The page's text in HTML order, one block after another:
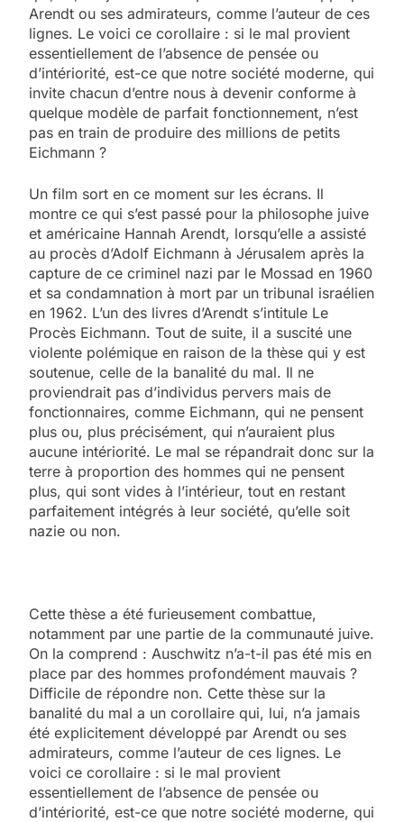
Arendt ou ses admirateurs, comme l’auteur de ces
lignes. Le voici ce corollaire : si le mal provient
essentiellement de l’absence de pensée ou
d’intériorité, est-ce que notre société moderne, qui
invite chacun d’entre nous à devenir conforme à
quelque modèle de parfait fonctionnement, n’est
pas en train de produire des millions de petits
Eichmann ?
Un film sort en ce moment sur les écrans. Il
montre ce qui s’est passé pour la philosophe juive
et américaine Hannah Arendt, lorsqu’elle a assisté
au procès d’Adolf Eichmann à Jérusalem après la
capture de ce criminel nazi par le Mossad en 1960
et sa condamnation à mort par un tribunal israélien
en 1962. L’un des livres d’Arendt s’intitule Le
Procès Eichmann. Tout de suite, il a suscité une
violente polémique en raison de la thèse qui y est
soutenue, celle de la banalité du mal. Il ne
proviendrait pas d’individus pervers mais de
fonctionnaires, comme Eichmann, qui ne pensent
plus ou, plus précisément, qui n’auraient plus
aucune intériorité. Le mal se répandrait donc sur la
terre à proportion des hommes qui ne pensent
plus, qui sont vides à l’intérieur, tout en restant
parfaitement intégrés à leur société, qu’elle soit
nazie ou non.
Cette thèse a été furieusement combattue,
notamment par une partie de la communauté juive.
On la comprend : Auschwitz n’a-t-il pas été mis en
place par des hommes profondément mauvais ?
Difficile de répondre non. Cette thèse sur la
banalité du mal a un corollaire qui, lui, n’a jamais
été explicitement développé par Arendt ou ses
admirateurs, comme l’auteur de ces lignes. Le
voici ce corollaire : si le mal provient
essentiellement de l’absence de pensée ou
d’intériorité, est-ce que notre société moderne, qui